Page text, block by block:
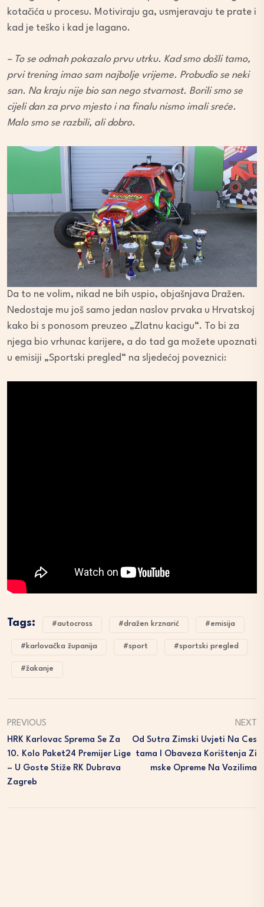
kotačića u procesu. Motiviraju ga, usmjeravaju te prate i
kad je teško i kad je lagano.
– To se odmah pokazalo prvu utrku. Kad smo došli tamo,
prvi trening imao sam najbolje vrijeme. Probudio se neki
san. Na kraju nije bio san nego stvarnost. Borili smo se
cijeli dan za prvo mjesto i na finalu nismo imali sreće.
Malo smo se razbili, ali dobro.
Da to ne volim, nikad ne bih uspio, objašnjava Dražen.
Nedostaje mu još samo jedan naslov prvaka u Hrvatskoj
kako bi s ponosom preuzeo „Zlatnu kacigu“. To bi za
njega bio vrhunac karijere, a do tad ga možete upoznati
u emisiji „Sportski pregled“ na sljedećoj poveznici:
Tags: #autocross #dražen krznarić #emisija
#karlovačka županija #sport #sportski pregled
#žakanje
PREVIOUS
HRK Karlovac Sprema Se Za
10. Kolo Paket24 Premijer Lige
– U Goste Stiže RK Dubrava
Zagreb
NEXT
Od Sutra Zimski Uvjeti Na Ces
Tama I Obaveza Korištenja Zi
Mske Opreme Na Vozilima